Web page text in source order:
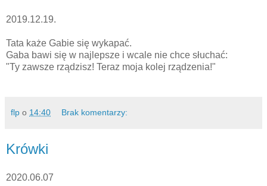
2019.12.19.
Tata każe Gabie się wykapać.
Gaba bawi się w najlepsze i wcale nie chce słuchać:
"Ty zawsze rządzisz! Teraz moja kolej rządzenia!"
flp o 14:40 Brak komentarzy:
Krówki
2020.06.07